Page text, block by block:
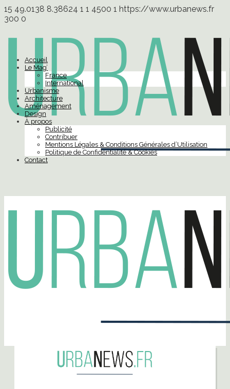
15 49.0138 8.38624 1 1 4500 1 https://www.urbanews.fr
300 0
Accueil
Le Mag’
France
International
Urbanisme
Architecture
Aménagement
Design
À propos
Publicité
Contribuer
Mentions Légales & Conditions Générales d’Utilisation
Politique de Confidentialité & Cookies
Contact